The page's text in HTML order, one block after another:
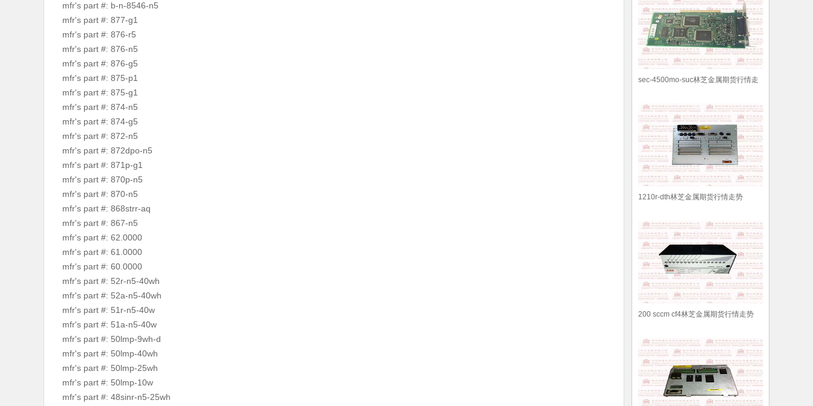
mfr's part #: b-n-8546-n5
mfr's part #: 877-g1
mfr's part #: 876-r5
mfr's part #: 876-n5
mfr's part #: 876-g5
mfr's part #: 875-p1
mfr's part #: 875-g1
mfr's part #: 874-n5
mfr's part #: 874-g5
mfr's part #: 872-n5
mfr's part #: 872dpo-n5
mfr's part #: 871p-g1
mfr's part #: 870p-n5
mfr's part #: 870-n5
mfr's part #: 868strr-aq
mfr's part #: 867-n5
mfr's part #: 62.0000
mfr's part #: 61.0000
mfr's part #: 60.0000
mfr's part #: 52r-n5-40wh
mfr's part #: 52a-n5-40wh
mfr's part #: 51r-n5-40w
mfr's part #: 51a-n5-40w
mfr's part #: 50lmp-9wh-d
mfr's part #: 50lmp-40wh
mfr's part #: 50lmp-25wh
mfr's part #: 50lmp-10w
mfr's part #: 48sinr-n5-25wh
sec-4500mo-suc林芝金属期货行情走
1210r-dth林芝金属期货行情走势
200 sccm cf4林芝金属期货行情走势